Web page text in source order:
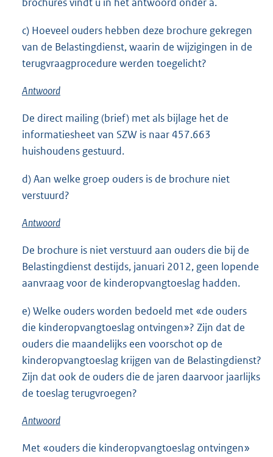
c) Hoeveel ouders hebben deze brochure gekregen
van de Belastingdienst, waarin de wijzigingen in de
terugvraagprocedure werden toegelicht?
Antwoord
De direct mailing (brief) met als bijlage het de
informatiesheet van SZW is naar 457.663
huishoudens gestuurd.
d) Aan welke groep ouders is de brochure niet
verstuurd?
Antwoord
De brochure is niet verstuurd aan ouders die bij de
Belastingdienst destijds, januari 2012, geen lopende
aanvraag voor de kinderopvangtoeslag hadden.
e) Welke ouders worden bedoeld met «de ouders
die kinderopvangtoeslag ontvingen»? Zijn dat de
ouders die maandelijks een voorschot op de
kinderopvangtoeslag krijgen van de Belastingdienst?
Zijn dat ook de ouders die de jaren daarvoor jaarlijks
de toeslag terugvroegen?
Antwoord
Met «ouders die kinderopvangtoeslag ontvingen»